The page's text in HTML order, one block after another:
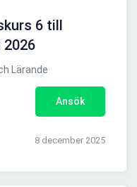
6 till
Lärande
Ansök
8 december 2025